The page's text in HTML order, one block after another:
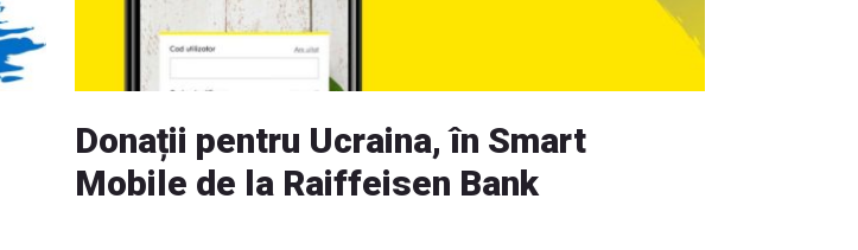
Donații pentru Ucraina, în Smart
Mobile de la Raiffeisen Bank